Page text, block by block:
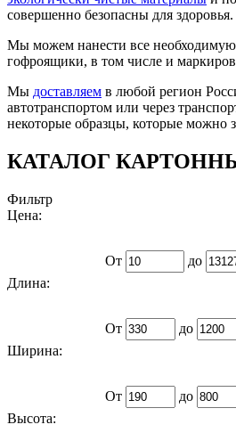
совершенно безопасны для здоровья.
Мы можем нанести все
гофроящики, в том числе и
Мы доставляем в любой регион
автотранспортом или через
некоторые образцы, которые можно
КАТАЛОГ
Фильтр
Цена:
От до
Длина:
От до
Ширина:
От до
Высота: